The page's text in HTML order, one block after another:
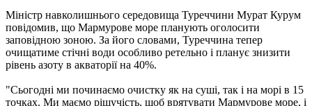
Міністр навколишнього середовища Туреччини Мурат Курум
повідомив, що Мармурове море планують оголосити
заповідною зоною. За його словами, Туреччина тепер
очищатиме стічні води особливо ретельно і планує знизити
рівень азоту в акваторії на 40%.
"Сьогодні ми починаємо очистку як на суші, так і на морі в 15
точках. Ми маємо рішучість, щоб врятувати Мармурове море, і